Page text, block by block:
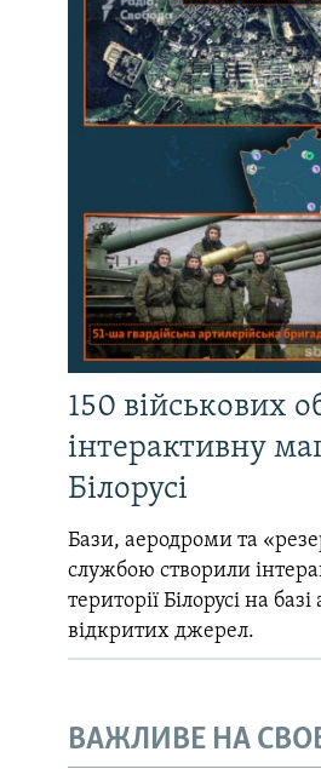
150 військових
інтерактивну
Білорусі
Бази, аеродроми та
службою створили
території Білорусі на
відкритих джерел.
ВАЖЛИВЕ НА